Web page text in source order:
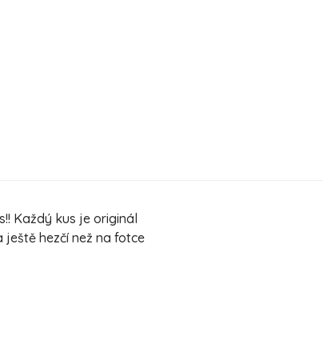
Každý kus je originál
hezčí než na fotce